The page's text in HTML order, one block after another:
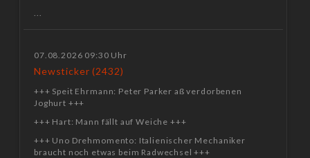
07.08.2026 09:30 Uhr
Newsticker (2432)
+++ Speit Ehrmann: Peter Parker aß verdorbenen
Joghurt +++
+++ Hart: Mann fällt auf Weiche +++
+++ Uno Drehmomento: Italienischer Mechaniker
braucht noch etwas beim Radwechsel +++